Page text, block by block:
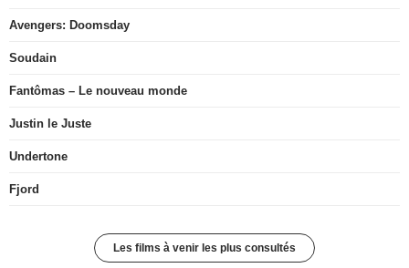
Avengers: Doomsday
Soudain
Fantômas – Le nouveau monde
Justin le Juste
Undertone
Fjord
Les films à venir les plus consultés